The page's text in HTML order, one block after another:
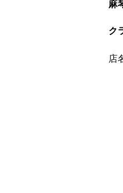
麻
ク
店